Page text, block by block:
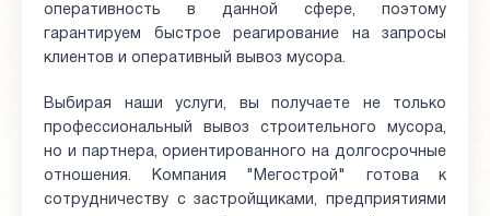
оперативность в данной сфере, поэтому
гарантируем быстрое реагирование на запросы
клиентов и оперативный вывоз мусора.
Выбирая наши услуги, вы получаете не только
профессиональный вывоз строительного мусора,
но и партнера, ориентированного на долгосрочные
отношения. Компания "Мегострой" готова к
сотрудничеству с застройщиками, предприятиями